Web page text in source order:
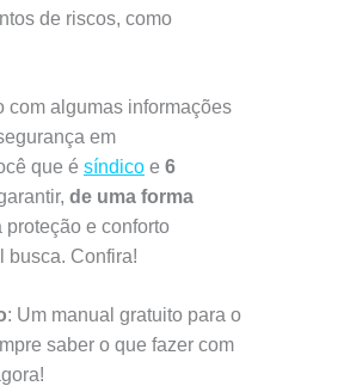
de riscos, como
com algumas informações
em
que é síndico e 6
de uma forma
proteção e conforto
busca. Confira!
: Um manual gratuito para o
saber o que fazer com